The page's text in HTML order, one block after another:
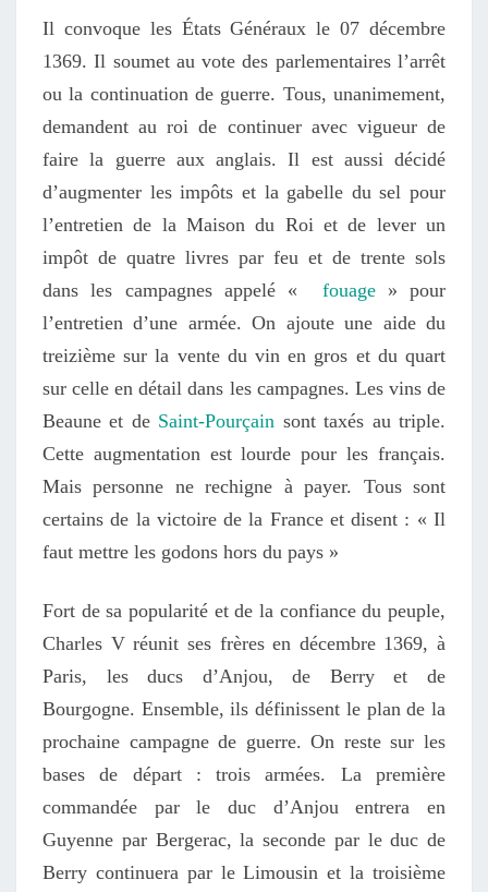
Il convoque les États Généraux le 07 décembre
1369. Il soumet au vote des parlementaires l’arrêt
ou la continuation de guerre. Tous, unanimement,
demandent au roi de continuer avec vigueur de
faire la guerre aux anglais. Il est aussi décidé
d’augmenter les impôts et la gabelle du sel pour
l’entretien de la Maison du Roi et de lever un
impôt de quatre livres par feu et de trente sols
dans les campagnes appelé «
fouage» pour
l’entretien d’une armée. On ajoute une aide du
treizième sur la vente du vin en gros et du quart
sur celle en détail dans les campagnes. Les vins de
Beaune et de Saint-Pourçain sont taxés au triple.
Cette augmentation est lourde pour les français.
Mais personne ne rechigne à payer. Tous sont
certains de la victoire de la France et disent : « Il
faut mettre les godons hors du pays »
Fort de sa popularité et de la confiance du peuple,
Charles V réunit ses frères en décembre 1369, à
Paris, les ducs d’Anjou, de Berry et de
Bourgogne. Ensemble, ils définissent le plan de la
prochaine campagne de guerre. On reste sur les
bases de départ : trois armées. La première
commandée par le duc d’Anjou entrera en
Guyenne par Bergerac, la seconde par le duc de
Berry continuera par le Limousin et la troisième